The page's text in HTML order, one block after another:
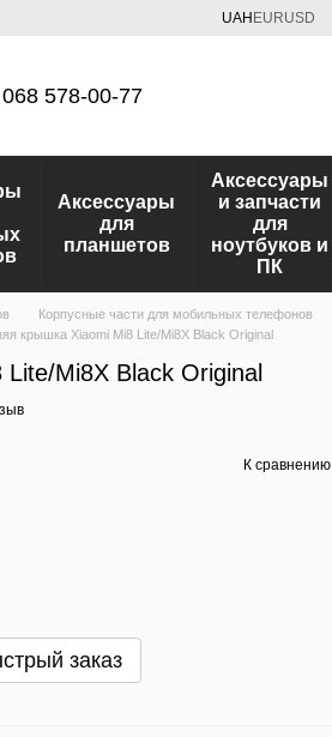
UAH EURUSD
068 578-00-77
Аксессуары
для
планшетов
Аксессуары
и запчасти
для
ноутбуков и
ПК
Корпусные части для мобильных телефонов
крышка Xiaomi Mi8 Lite/Mi8X Black Original
Mi8X Black Original
К сравнению
заказ